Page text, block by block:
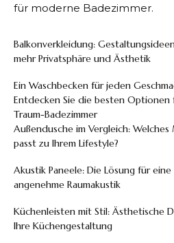
für moderne Badezimmer.
Balkonverkleidung:
mehr Privatsphäre und Ästhetik
Ein Waschbecken für jeden
Entdecken Sie die besten Optionen
Traum-Badezimmer
Außendusche im Vergleich:
passt zu Ihrem Lifestyle?
Akustik Paneele: Die Lösung für eine
angenehme Raumakustik
Küchenleisten mit Stil: Ästhetische
Ihre Küchengestaltung